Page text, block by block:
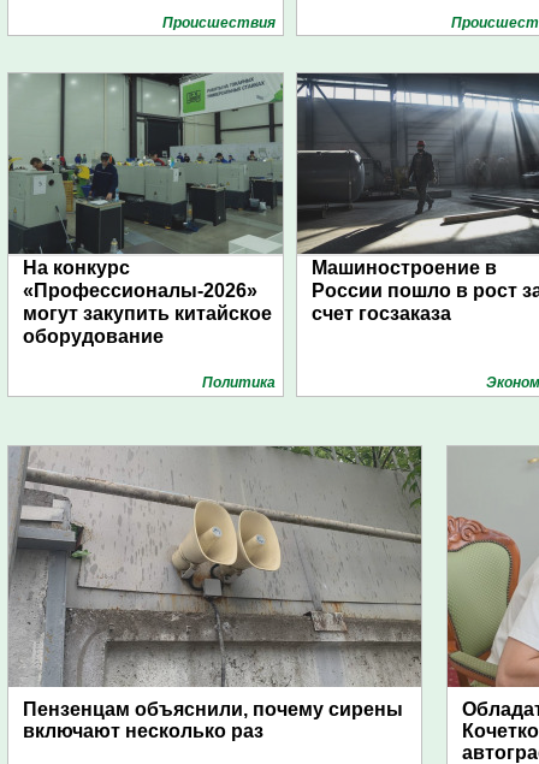
Проиcшествия
На конкурс
«Профессионалы-2026»
могут закупить китайское
оборудование
Политика
Машиностроение в
России пошло в рост
счет госзаказа
Пензенцам объяснили, почему сирены
включают несколько раз